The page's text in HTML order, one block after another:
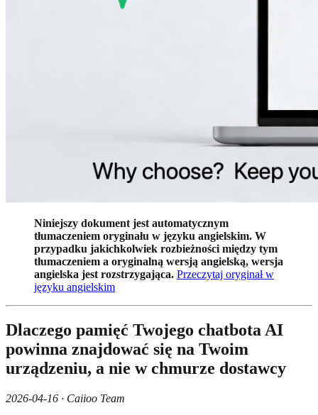
Niniejszy dokument jest automatycznym
tłumaczeniem oryginału w języku angielskim. W
przypadku jakichkolwiek rozbieżności między tym
tłumaczeniem a oryginalną wersją angielską, wersja
angielska jest rozstrzygająca. Przeczytaj oryginał w
języku angielskim
Dlaczego pamięć Twojego chatbota AI
powinna znajdować się na Twoim
urządzeniu, a nie w chmurze dostawcy
2026-04-16 · Caiioo Team